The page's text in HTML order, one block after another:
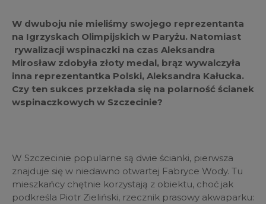
W dwuboju nie mieliśmy swojego reprezentanta
na Igrzyskach Olimpijskich w Paryżu. Natomiast
rywalizacji wspinaczki na czas Aleksandra
Mirosław zdobyła złoty medal, brąz wywalczyła
inna reprezentantka Polski, Aleksandra Kałucka.
Czy ten sukces przekłada się na polarność ścianek
wspinaczkowych w Szczecinie?
W Szczecinie popularne są dwie ścianki, pierwsza
znajduje się w niedawno otwartej Fabryce Wody. Tu
mieszkańcy chętnie korzystają z obiektu, choć jak
podkreśla Piotr Zieliński, rzecznik prasowy akwaparku: